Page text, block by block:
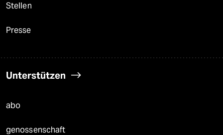
Stellen
Presse
Unterstützen
abo
genossenschaft